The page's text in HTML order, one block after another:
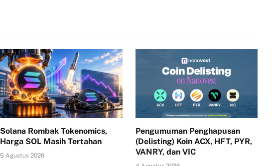
Solana Rombak Tokenomics,
Harga SOL Masih Tertahan
5 Agustus 2026
Pengumuman Penghapusan
(Delisting) Koin ACX, HFT, PYR,
VANRY, dan VIC